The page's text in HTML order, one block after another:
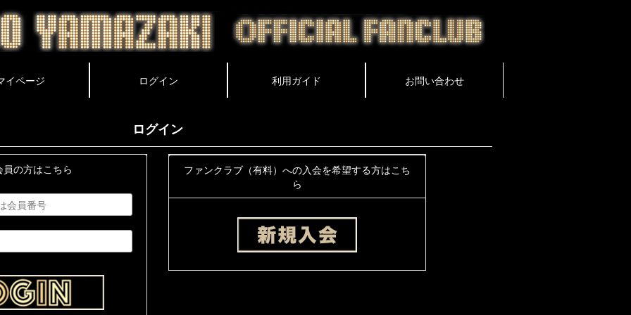
ログイン
の方はこちら
ファンクラブ（有料）への入会を希望する方はこち
ら